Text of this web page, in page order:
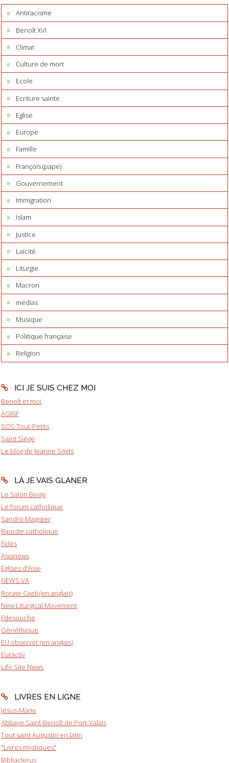
Antiracisme
Benoît XVI
Climat
Culture de mort
Ecole
Ecriture sainte
Eglise
Europe
Famille
François (pape)
Gouvernement
Immigration
Islam
Justice
Laïcité
Liturgie
Macron
médias
Musique
Politique française
Religion
ICI JE SUIS CHEZ MOI
Benoît et moi
AGRIF
SOS Tout-Petits
Saint Siège
Le blog de Jeanne Smits
LÀ JE VAIS GLANER
Le Salon Beige
Le forum catholique
Sandro Magister
Riposte catholique
Fides
Asianews
Eglises d'Asie
NEWS.VA
Rorate Caeli (en anglais)
New Liturgical Movement
Fdesouche
Gènéthique
EU observer (en anglais)
Euractiv
Life Site News
LIVRES EN LIGNE
Jésus-Marie
Abbaye Saint-Benoît de Port-Valais
Tout saint Augustin en latin
"Livres mystiques"
Bibliaclerus